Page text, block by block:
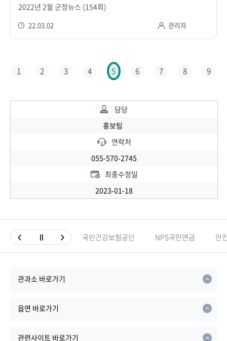
2022년 2월 군정뉴스 (154회)
22.03.02 관리자
1 2 3 4 5 6 7 8 9
담당
홍보팀
연락처
055-570-2745
최종수정일
2023-01-18
국민건강보험공단 NPS국민연금 안
관과소 바로가기
읍면 바로가기
관련사이트 바로가기